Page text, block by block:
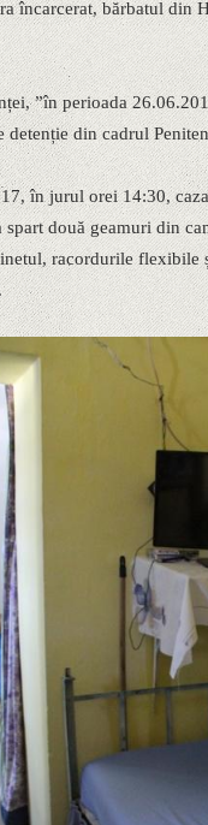
încarcerat, bărbatul din
”în perioada
detenție din cadrul
în jurul orei 14:30,
două geamuri din
racordurile flexibile